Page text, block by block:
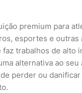
premium para
esportes e outras
faz trabalhos de alto
alternativa ao seu
perder ou danificar